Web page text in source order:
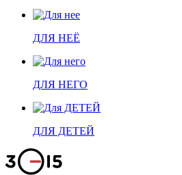
ДЛЯ НЕЁ
ДЛЯ НЕГО
ДЛЯ ДЕТЕЙ